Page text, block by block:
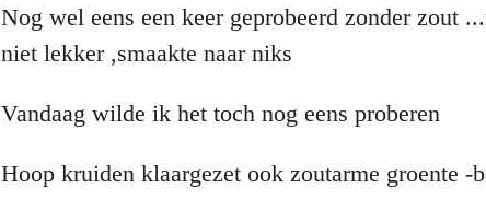
Nog wel eens een keer geprobeerd zonder zout
niet lekker ,smaakte naar niks
Vandaag wilde ik het toch nog eens proberen
Hoop kruiden klaargezet ook zoutarme groente -